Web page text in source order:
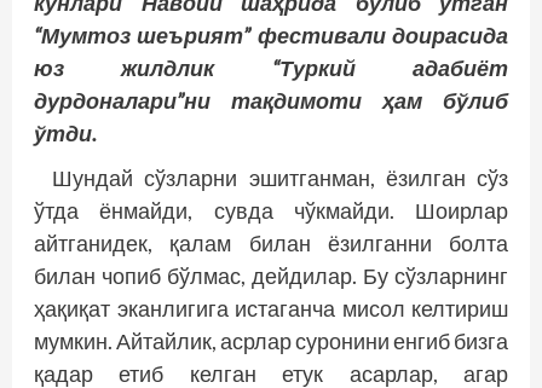
“Мумтоз шеърият” фестивали доирасида
юз жилдлик “Туркий адабиёт
дурдоналари”ни тақдимоти ҳам бўлиб
ўтди.
Шундай сўзларни эшитганман, ёзилган сўз
ўтда ёнмайди, сувда чўкмайди. Шоирлар
айтганидек, қалам билан ёзилганни болта
билан чопиб бўлмас, дейдилар. Бу сўзларнинг
ҳақиқат эканлигига истаганча мисол келтириш
мумкин. Айтайлик, асрлар суронини енгиб бизга
қадар етиб келган етук асарлар, агар